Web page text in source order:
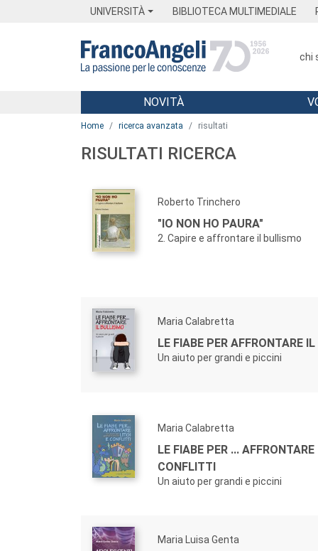
UNIVERSITÀ BIBLIOTECA MULTIMEDIALE
chi
Menu
NOVITÀ
Home ricerca avanzata risultati
RISULTATI RICERCA
Roberto Trinchero
"IO NON HO PAURA"
2. Capire e affrontare il bullismo
Maria Calabretta
LE FIABE PER AFFRONTARE
Un aiuto per grandi e piccini
Maria Calabretta
LE FIABE PER ... AFFRONTARE
CONFLITTI
Un aiuto per grandi e piccini
Maria Luisa Genta